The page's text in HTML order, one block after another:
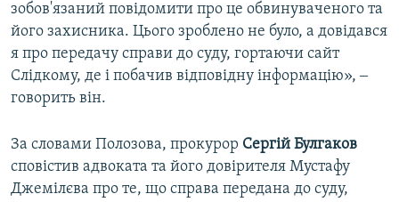
зобов'язаний повідомити про це обвинуваченого та
його захисника. Цього зроблено не було, а довідався
я про передачу справи до суду, гортаючи сайт
Слідкому, де і побачив відповідну інформацію», ‒
говорить він.
За словами Полозова, прокурор Сергій Булгаков
сповістив адвоката та його довірителя Мустафу
Джемілєва про те, що справа передана до суду,